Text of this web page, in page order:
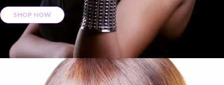
SHOP NOW